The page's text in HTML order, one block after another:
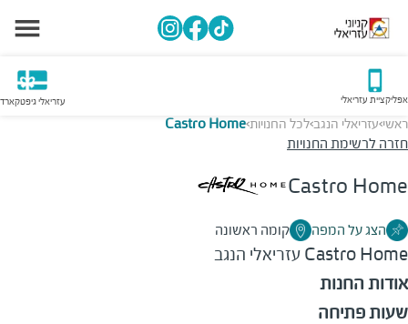
אפליקציית עזריאלי עזריאלי גיפטקארד
ראשי>עזריאלי הנגב>לכל החנויות>
Castro Home
חזרה לרשימת החנויות
Castro Home
הצג על המפה קומה ראשונה
Castro Home עזריאלי הנגב
אודות החנות
שעות פתיחה